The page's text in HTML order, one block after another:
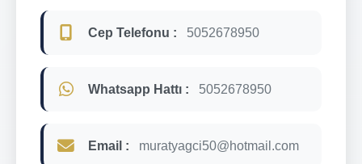
Cep Telefonu : 5052678950
Whatsapp Hattı : 5052678950
Email : muratyagci50@hotmail.com